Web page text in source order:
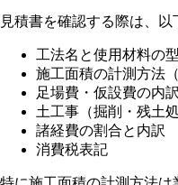
見積書を確認する際は、
工法名と使用材料の
施工面積の計測方法
足場費・仮設費の内訳
土工事（掘削・残土
諸経費の割合と内訳
消費税表記